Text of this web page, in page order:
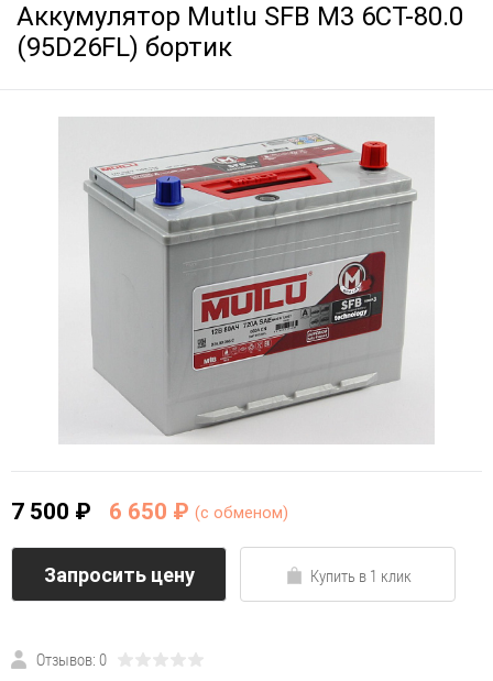
Аккумулятор Mutlu SFB M3 6СТ-80.0
(95D26FL) бортик
7 500 ₽ 6 650 ₽ (c обменом)
Запросить цену Купить в 1 клик
Отзывов: 0